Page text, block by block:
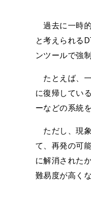
過去に一時
と考えられる
ンツールで強
たとえば、
に復帰してい
ーなどの系統
ただし、現
て、再発の可
に解消された
難易度が高く